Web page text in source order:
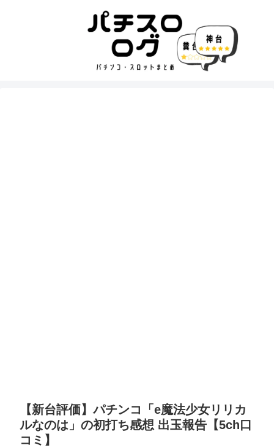
【新台評価】パチンコ「e魔法少女リリカ
ルなのは」の初打ち感想 出玉報告【5ch口
コミ】